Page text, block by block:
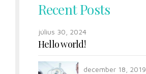
Recent Posts
július 30, 2024
Hello world!
december 18, 2019